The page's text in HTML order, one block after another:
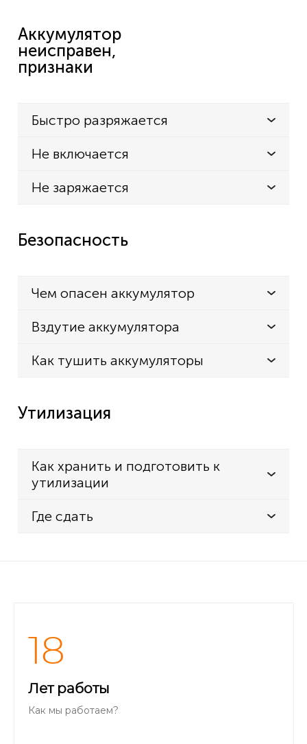
Аккумулятор
неисправен,
признаки
Быстро разряжается
Не включается
Не заряжается
Безопасность
Чем опасен аккумулятор
Вздутие аккумулятора
Как тушить аккумуляторы
Утилизация
Как хранить и подготовить к
утилизации
Где сдать
18
Лет работы
Как мы работаем?